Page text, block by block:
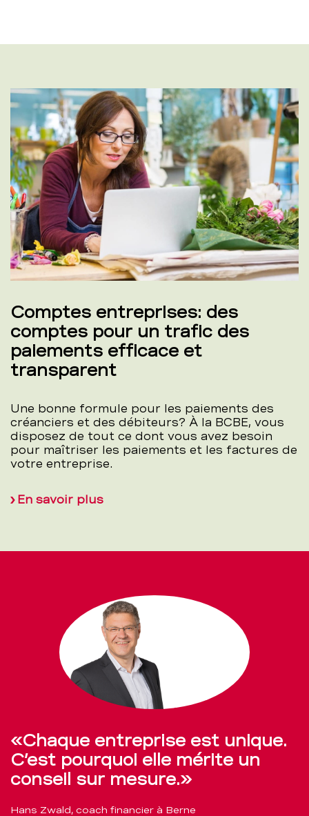
Comptes entreprises: des
comptes pour un trafic des
paiements efficace et
transparent
Une bonne formule pour les paiements des
créanciers et des débiteurs? À la BCBE, vous
disposez de tout ce dont vous avez besoin
pour maîtriser les paiements et les factures de
votre entreprise.
En savoir plus
«Chaque entreprise est unique.
C’est pourquoi elle mérite un
conseil sur mesure.»
Hans Zwald, coach financier à Berne